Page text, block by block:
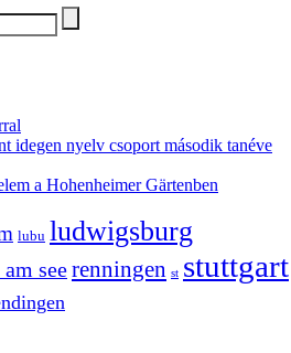
idegen nyelv csoport második tanéve
a Hohenheimer Gärtenben
lubu ludwigsburg
seerenningen st stuttgart